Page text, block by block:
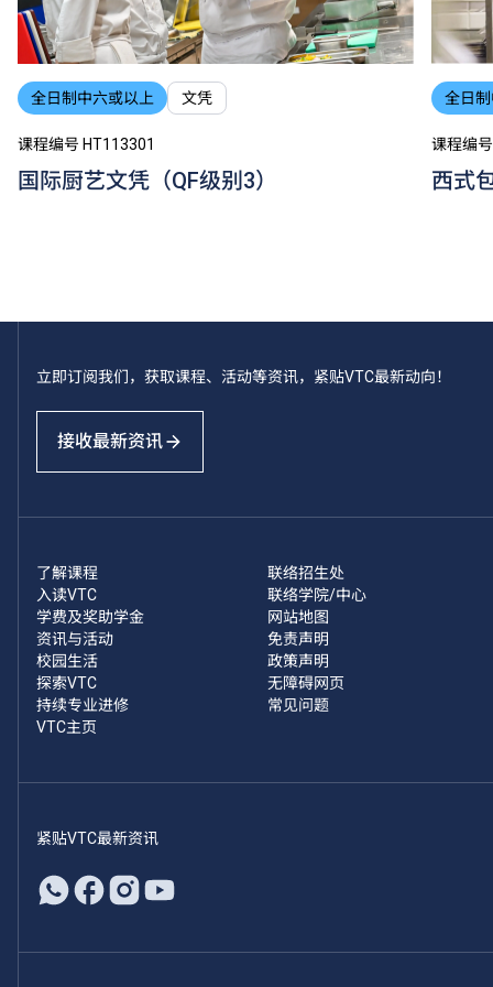
全日制中六或以上 文凭
课程编号 HT113301
国际厨艺文凭（QF级别3）
全日
课程编
西式
立即订阅我们，获取课程、活动等资讯，紧贴VTC最新动向！
接收最新资讯
了解课程
入读VTC
学费及奖助学金
资讯与活动
校园生活
探索VTC
持续专业进修
VTC主页
联络招生处
联络学院/中心
网站地图
免责声明
政策声明
无障碍网页
常见问题
紧贴VTC最新资讯